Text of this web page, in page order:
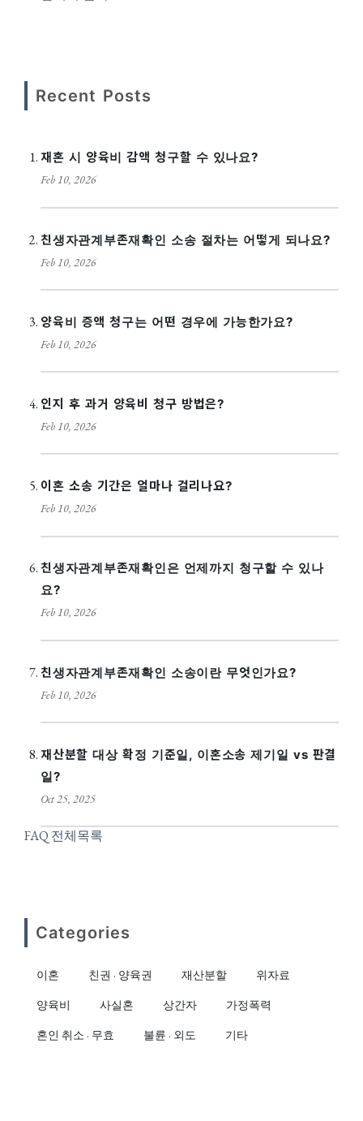
Recent Posts
재혼 시 양육비 감액 청구할 수 있나요?
Feb 10, 2026
친생자관계부존재확인 소송 절차는 어떻게 되나요?
Feb 10, 2026
양육비 증액 청구는 어떤 경우에 가능한가요?
Feb 10, 2026
인지 후 과거 양육비 청구 방법은?
Feb 10, 2026
이혼 소송 기간은 얼마나 걸리나요?
Feb 10, 2026
친생자관계부존재확인은 언제까지 청구할 수 있나
요?
Feb 10, 2026
친생자관계부존재확인 소송이란 무엇인가요?
Feb 10, 2026
재산분할 대상 확정 기준일, 이혼소송 제기일 vs 판결
일?
Oct 25, 2025
FAQ 전체목록
Categories
이혼 친권 · 양육권 재산분할 위자료
양육비 사실혼 상간자 가정폭력
혼인 취소 · 무효 불륜 · 외도 기타